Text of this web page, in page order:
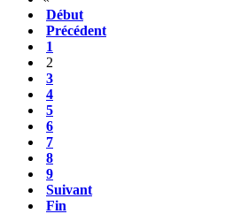
Début
Précédent
1
2
3
4
5
6
7
8
9
Suivant
Fin